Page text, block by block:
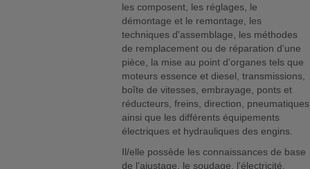
les composent, les réglages, le
démontage et le remontage, les
techniques d'assemblage, les méthodes
de remplacement ou de réparation d'une
pièce, la mise au point d'organes tels que
moteurs essence et diesel, transmissions,
boîte de vitesses, embrayage, ponts et
réducteurs, freins, direction, pneumatiques
ainsi que les différents équipements
électriques et hydrauliques des engins.
Il/elle possède les connaissances de base
de l'ajustage, le soudage, l'électricité,